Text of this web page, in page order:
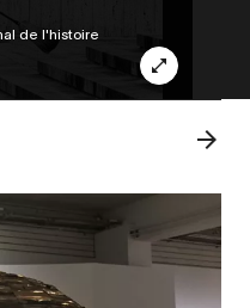
de l'histoire